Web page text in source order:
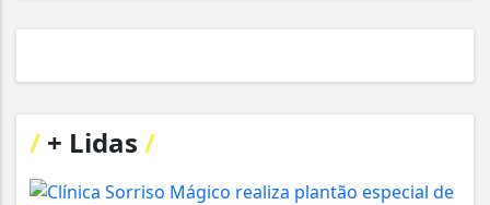
/ + Lidas /